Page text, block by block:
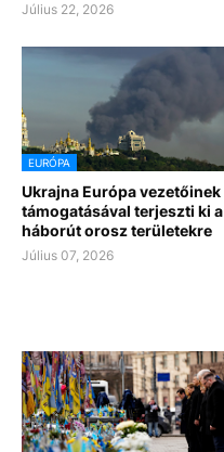
Július 22, 2026
EURÓPA
Ukrajna Európa vezetőinek
támogatásával terjeszti ki a
háborút orosz területekre
Július 07, 2026